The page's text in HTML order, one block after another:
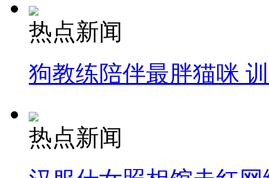
热点新闻
狗教练陪伴最胖猫咪
热点新闻